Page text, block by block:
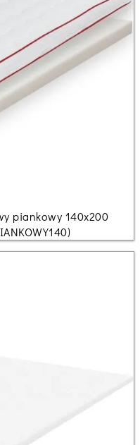
piankowy 140x200